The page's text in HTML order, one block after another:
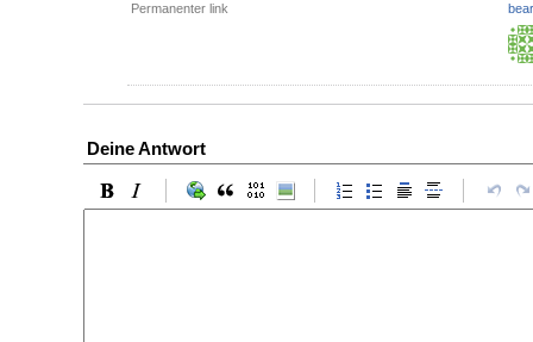
Permanenter link
Deine Antwort